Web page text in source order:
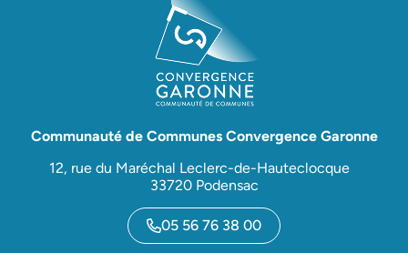
Communauté de Communes Convergence Garonne
12, rue du Maréchal Leclerc-de-Hauteclocque
33720 Podensac
05 56 76 38 00